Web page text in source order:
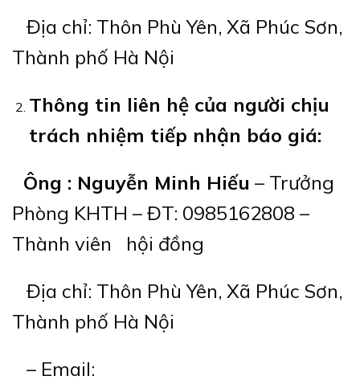
Địa chỉ: Thôn Phù Yên, Xã Phúc Sơn,
Thành phố Hà Nội
Thông tin liên hệ của người chịu
trách nhiệm tiếp nhận báo giá:
Ông : Nguyễn Minh Hiếu – Trưởng
Phòng KHTH – ĐT: 0985162808 –
Thành viên hội đồng
Địa chỉ: Thôn Phù Yên, Xã Phúc Sơn,
Thành phố Hà Nội
– Email: